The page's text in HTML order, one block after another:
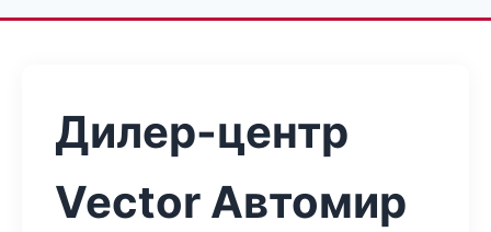
Дилер-центр
Vector Автомир